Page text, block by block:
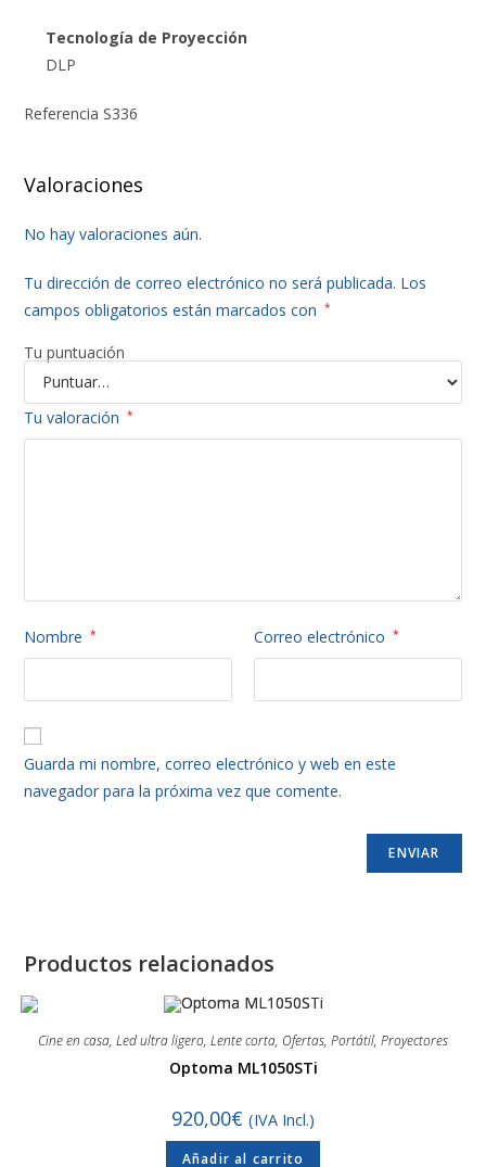
Tecnología de Proyección
DLP
ReferenciaS336
Valoraciones
No hay valoraciones aún.
Tu dirección de correo electrónico no será publicada. Los
campos obligatorios están marcados con
*
Tu puntuación
Tu valoración *
Nombre * Correo electrónico *
Guarda mi nombre, correo electrónico y web en este
navegador para la próxima vez que comente.
Productos relacionados
Cine en casa, Led ultra ligero, Lente corta, Ofertas, Portátil, Proyectores
Optoma ML1050STi
920,00€ (IVA Incl.)
Añadir al carrito